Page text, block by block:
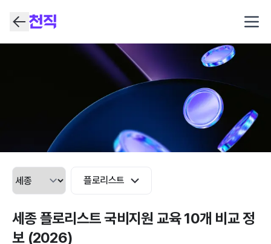
플로리스트
세종 플로리스트 국비지원 교육 10개 비교 정
보 (2026)